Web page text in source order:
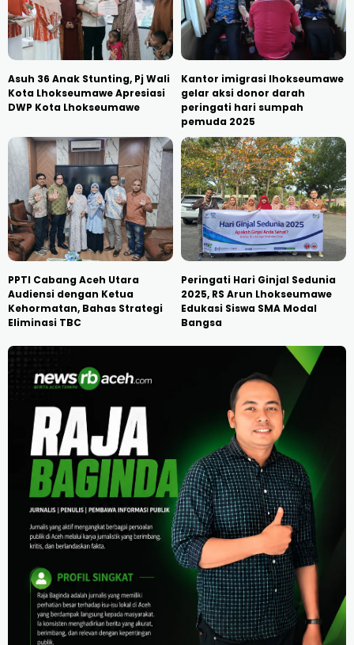
Asuh 36 Anak Stunting, Pj Wali
Kota Lhokseumawe Apresiasi
DWP Kota Lhokseumawe
Kantor imigrasi lhokseumawe
gelar aksi donor darah
peringati hari sumpah
pemuda 2025
PPTI Cabang Aceh Utara
Audiensi dengan Ketua
Kehormatan, Bahas Strategi
Eliminasi TBC
Peringati Hari Ginjal Sedunia
2025, RS Arun Lhokseumawe
Edukasi Siswa SMA Modal
Bangsa